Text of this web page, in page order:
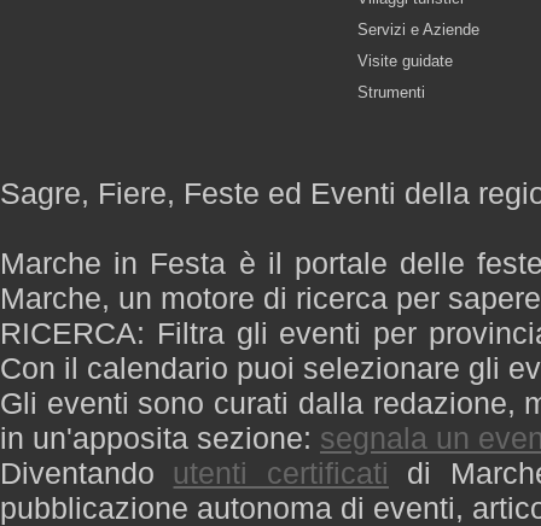
Servizi e Aziende
Visite guidate
Strumenti
Sagre, Fiere, Feste ed Eventi della
Marche in Festa è il portale delle
Marche, un motore di ricerca per
RICERCA: Filtra gli eventi per
Con il calendario puoi selezionare gli
Gli eventi sono curati dalla redazione,
in un'apposita sezione: segnala un
Diventando utenti certificati di
pubblicazione autonoma di eventi,